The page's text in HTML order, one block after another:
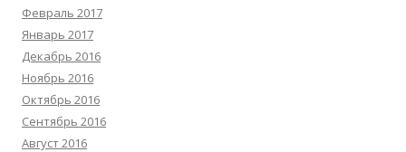
Февраль 2017
Январь 2017
Декабрь 2016
Ноябрь 2016
Октябрь 2016
Сентябрь 2016
Август 2016